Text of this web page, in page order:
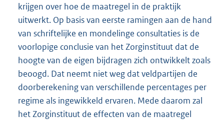
krijgen over hoe de maatregel in de praktijk
uitwerkt. Op basis van eerste ramingen aan de hand
van schriftelijke en mondelinge consultaties is de
voorlopige conclusie van het Zorginstituut dat de
hoogte van de eigen bijdragen zich ontwikkelt zoals
beoogd. Dat neemt niet weg dat veldpartijen de
doorberekening van verschillende percentages per
regime als ingewikkeld ervaren. Mede daarom zal
het Zorginstituut de effecten van de maatregel